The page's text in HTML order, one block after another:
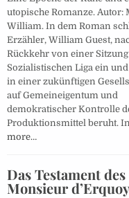
utopische Romanze. Autor:
William. In dem Roman
Erzähler, William Guest,
Rückkehr von einer
Sozialistischen Liga ein
in einer zukünftigen
auf Gemeineigentum und
demokratischer Kontrolle
Produktionsmittel beruht.
more…
Das Testament des
Monsieur d’Erquoy